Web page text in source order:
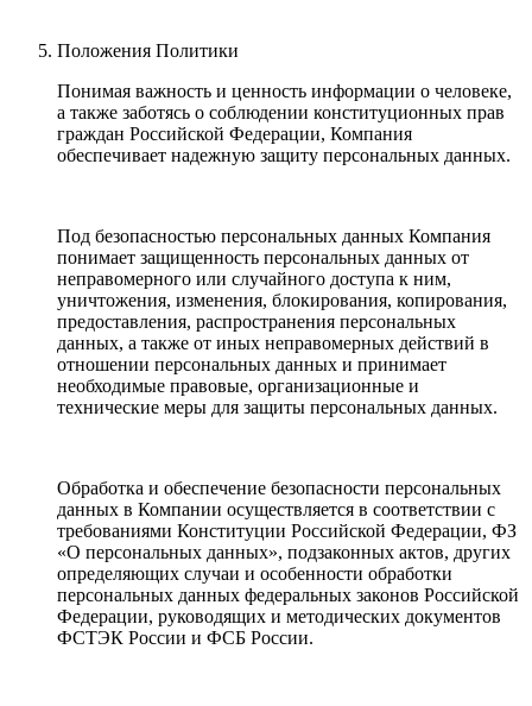
Положения Политики
Понимая важность и ценность информации о человеке,
а также заботясь о соблюдении конституционных прав
граждан Российской Федерации, Компания
обеспечивает надежную защиту персональных данных.
Под безопасностью персональных данных Компания
понимает защищенность персональных данных от
неправомерного или случайного доступа к ним,
уничтожения, изменения, блокирования, копирования,
предоставления, распространения персональных
данных, а также от иных неправомерных действий в
отношении персональных данных и принимает
необходимые правовые, организационные и
технические меры для защиты персональных данных.
Обработка и обеспечение безопасности персональных
данных в Компании осуществляется в соответствии с
требованиями Конституции Российской Федерации, ФЗ
«О персональных данных», подзаконных актов, других
определяющих случаи и особенности обработки
персональных данных федеральных законов Российской
Федерации, руководящих и методических документов
ФСТЭК России и ФСБ России.